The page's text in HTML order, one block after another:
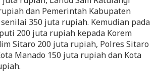
dan Pemerintah Kabupaten
350 juta rupiah. Kemudian pada
200 juta rupiah kepada Korem
Sitaro 200 juta rupiah, Polres Sitaro
Manado 150 juta rupiah dan Kota